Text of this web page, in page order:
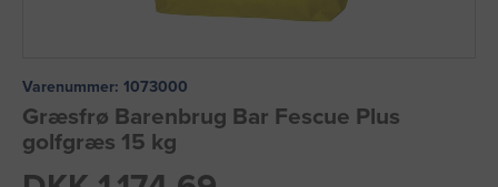
Varenummer: 1073000
Græsfrø Barenbrug Bar Fescue Plus
golfgræs 15 kg